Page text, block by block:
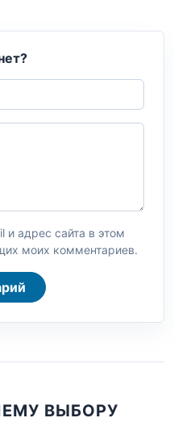
и адрес сайта в этом
моих комментариев.
ВЫБОРУ